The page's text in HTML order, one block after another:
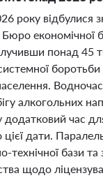
року відбулися
економічної
понад 45
алкогольних
додатковий час
дати.
технічної бази
щодо